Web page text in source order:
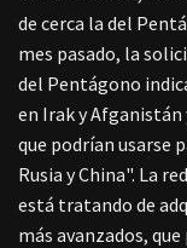
de cerca la del
mes pasado, la
del Pentágono
en Irak y Afganistán
que podrían usarse
Rusia y China". La
está tratando de
más avanzados,